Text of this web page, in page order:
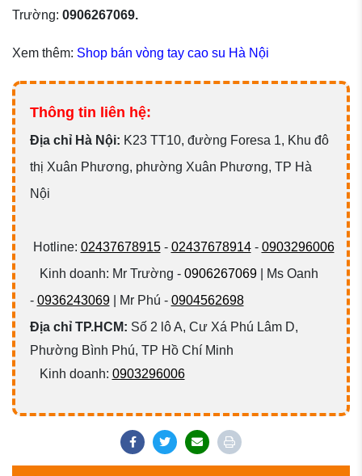
Trường: 0906267069.
Xem thêm: Shop bán vòng tay cao su Hà Nội
Thông tin liên hệ:
Địa chỉ Hà Nội: K23 TT10, đường Foresa 1, Khu đô
thị Xuân Phương, phường Xuân Phương, TP Hà
Nội
Hotline: 02437678915- 02437678914- 0903296006
Kinh doanh: Mr Trường - 0906267069| Ms Oanh
- 0936243069| Mr Phú - 0904562698
Địa chỉ TP.HCM: Số 2 lô A, Cư Xá Phú Lâm D,
Phường Bình Phú, TP Hồ Chí Minh
Kinh doanh: 0903296006